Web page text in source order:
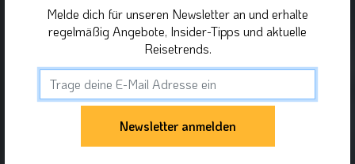
Melde dich für unseren Newsletter an und erhalte
regelmäßig Angebote, Insider-Tipps und aktuelle
Reisetrends.